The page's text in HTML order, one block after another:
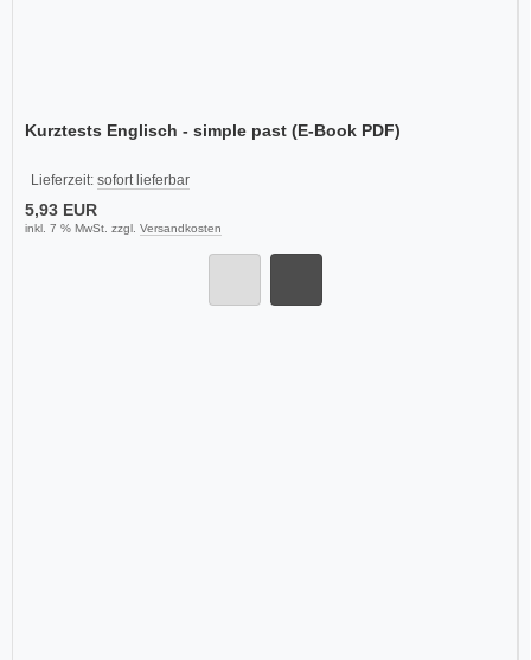
Kurztests Englisch - simple past (E-Book PDF)
Lieferzeit: sofort lieferbar
5,93 EUR
inkl. 7 % MwSt. zzgl. Versandkosten